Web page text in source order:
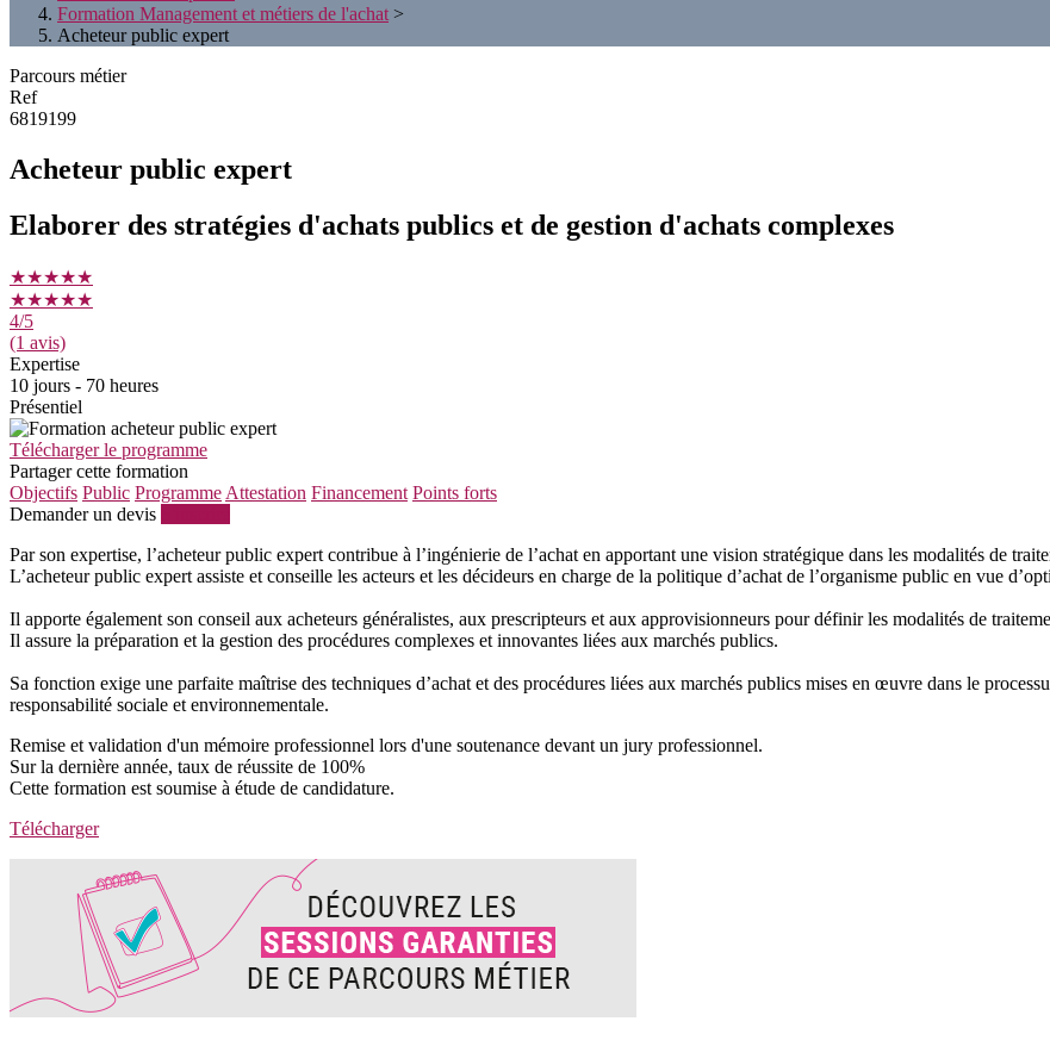
Formation Management et métiers de l'achat >
Acheteur public expert
Parcours métier
Ref
6819199
Acheteur public expert
Elaborer des stratégies d'achats publics et de gestion d'achats complexes
★★★★★
★★★★★
4/5
(1 avis)
Expertise
10 jours - 70 heures
Présentiel
Télécharger le programme
Partager cette formation
Objectifs Public Programme Attestation Financement Points forts
Demander un devis
Par son expertise, l’acheteur public expert contribue à l’ingénierie de l’achat en apportant une vision stratégique dans les modalités de
L’acheteur public expert assiste et conseille les acteurs et les décideurs en charge de la politique d’achat de l’organisme public en vue
Il apporte également son conseil aux acheteurs généralistes, aux prescripteurs et aux approvisionneurs pour définir les modalités de
Il assure la préparation et la gestion des procédures complexes et innovantes liées aux marchés publics.
Sa fonction exige une parfaite maîtrise des techniques d’achat et des procédures liées aux marchés publics mises en œuvre dans le
responsabilité sociale et environnementale.
Remise et validation d'un mémoire professionnel lors d'une soutenance devant un jury professionnel.
Sur la dernière année, taux de réussite de 100%
Cette formation est soumise à étude de candidature.
Télécharger